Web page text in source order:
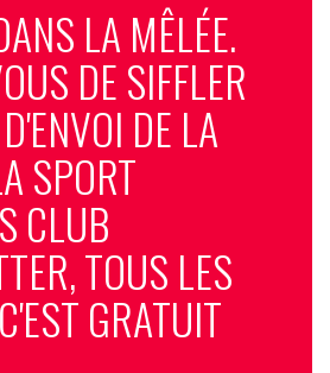
LA MÊLÉE.
DE SIFFLER
DE LA
SPORT
CLUB
TOUS LES
GRATUIT